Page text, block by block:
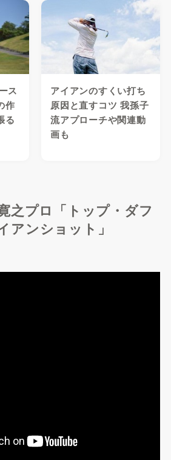
ス
作
る
アイアンのすくい打ち
原因と直すコツ 我孫子
流アプローチや関連動
画も
之プロ「トップ・ダフ
アンショット」